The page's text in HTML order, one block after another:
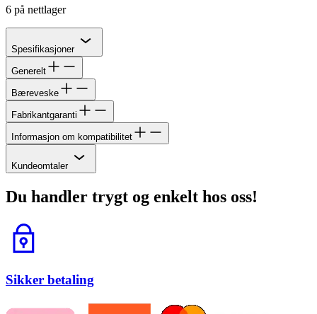
6 på nettlager
Spesifikasjoner
Generelt
Bæreveske
Fabrikantgaranti
Informasjon om kompatibilitet
Kundeomtaler
Du handler trygt og enkelt hos oss!
Sikker betaling